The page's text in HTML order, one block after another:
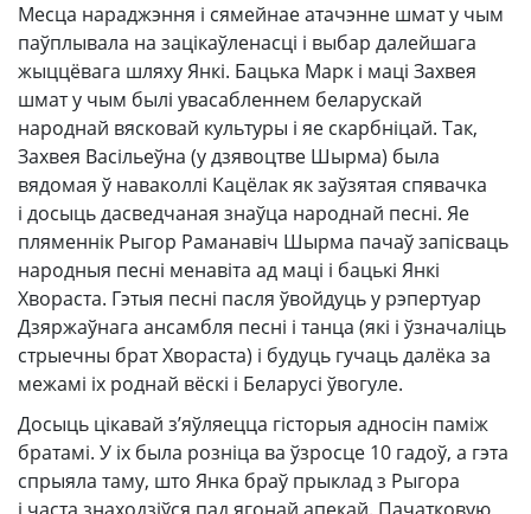
Месца нараджэння і сямейнае атачэнне шмат у чым
паўплывала на зацікаўленасці і выбар далейшага
жыццёвага шляху Янкі. Бацька Марк і маці Захвея
шмат у чым былі увасабленнем беларускай
народнай вясковай культуры і яе скарбніцай. Так,
Захвея Васільеўна (у дзявоцтве Шырма) была
вядомая ў наваколлі Кацёлак як заўзятая спявачка
і досыць дасведчаная знаўца народнай песні. Яе
пляменнік Рыгор Раманавіч Шырма пачаў запісваць
народныя песні менавіта ад маці і бацькі Янкі
Хвораста. Гэтыя песні пасля ўвойдуць у рэпертуар
Дзяржаўнага ансамбля песні і танца (які і ўзначаліць
стрыечны брат Хвораста) і будуць гучаць далёка за
межамі іх роднай вёскі і Беларусі ўвогуле.
Досыць цікавай з’яўляецца гісторыя адносін паміж
братамі. У іх была розніца ва ўзросце 10 гадоў, а гэта
спрыяла таму, што Янка браў прыклад з Рыгора